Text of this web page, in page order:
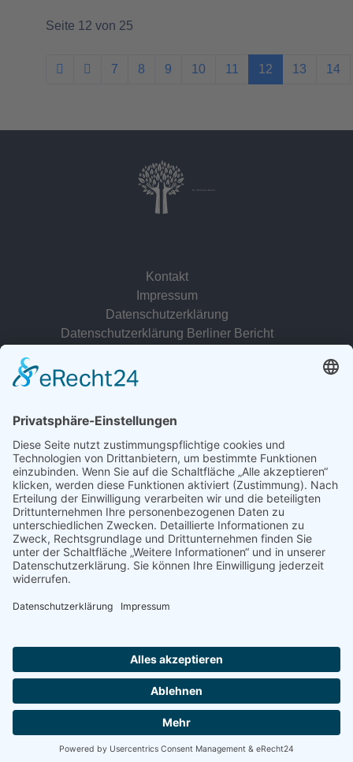
Seite 12 von 25
7 8 9 10 11 12 13 14
Dr. Christina Baum
Kontakt
Impressum
Datenschutzerklärung
Datenschutzerklärung Berliner Bericht
© 2022 - 2026 Dr. Christina Baum. Alle Rechte vorbehalten.